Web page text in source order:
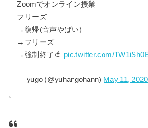
Zoomでオンライン授業
フリーズ
→復帰(音声やばい)
→フリーズ
→強制終了🍅 pic.twitter.com/
— yugo (@yuhangohann) May 11, 2020